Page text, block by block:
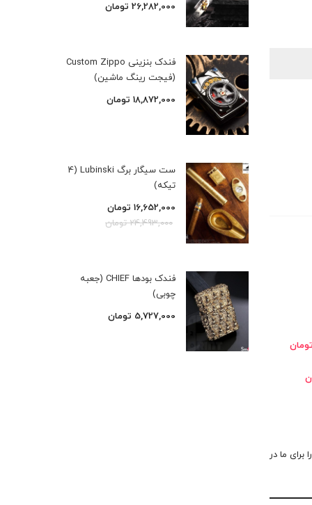
ما در
26,282,000 تومان
فندک بنزینی Custom Zippo
(فیجت رینگ ماشین)
18,872,000 تومان
ست سیگار برگ Lubinski (4
تیکه)
16,652,000 تومان
24,493,000 تومان
فندک بودها CHIEF (جعبه
چوبی)
5,727,000 تومان